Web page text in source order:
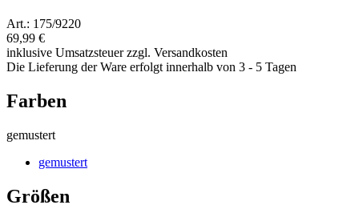
Art.: 175/9220
69,99 €
inklusive Umsatzsteuer zzgl. Versandkosten
Die Lieferung der Ware erfolgt innerhalb von 3 - 5 Tagen
Farben
gemustert
gemustert
Größen